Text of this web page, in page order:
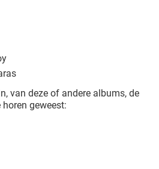
van deze of andere albums, de
geweest: